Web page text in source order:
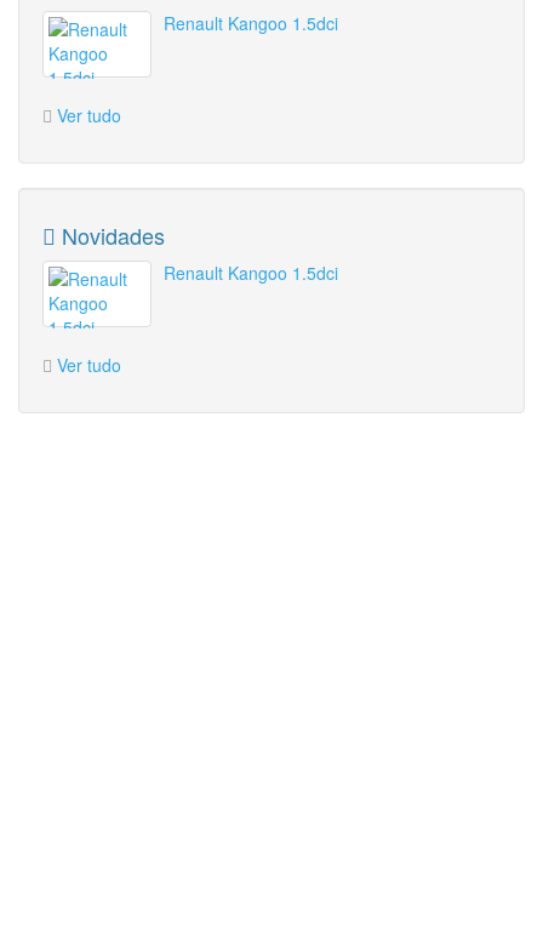
Renault Kangoo 1.5dci
Ver tudo
Novidades
Renault Kangoo 1.5dci
Ver tudo